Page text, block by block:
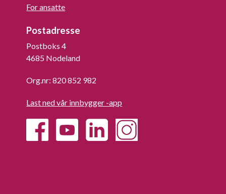
For ansatte
Postadresse
Postboks 4
4685 Nodeland
Org.nr: 820 852 982
Last ned vår innbygger -app